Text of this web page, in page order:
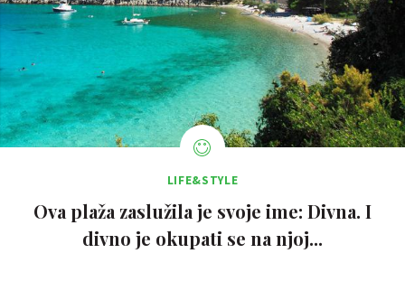
LIFE&STYLE
Ova plaža zaslužila je svoje ime: Divna. I
divno je okupati se na njoj...